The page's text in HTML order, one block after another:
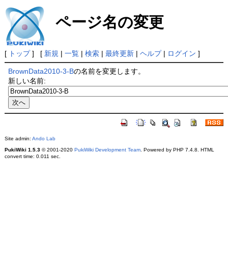
ページ名の変更
[ トップ] [ 新規 | 一覧| 検索| 最終更新| ヘルプ| ログイン ]
BrownData2010-3-Bの名前を変更します。
新しい名前:
Site admin: Ando Lab
PukiWiki 1.5.3© 2001-2020 PukiWiki Development Team. Powered by PHP 7.4.8. HTML
convert time: 0.011 sec.